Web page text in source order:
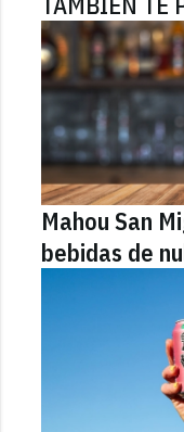
Mahou San
bebidas de